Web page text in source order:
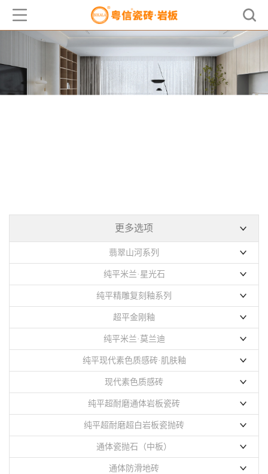
更多选项
翡翠山河系列
900x1800mm
纯平米兰·星光石
750x1500mm
纯平精雕复刻釉系列
750x1500mm
超平金刚釉
750x1500mm
800x800mm
800x1350mm
纯平米兰·莫兰迪
750x1500mm
纯平现代素色质感砖·肌肤釉
800x800mm
600x1200mm
750x1500mm
900x1800mm
现代素色质感砖
400x800mm
纯平超耐磨通体岩板瓷砖
600X1200mm
750X1500mm
800X800mm
纯平超耐磨超白岩板瓷抛砖
800x800mm
750x1500mm
通体瓷抛石（中板）
400X800mm
通体防滑地砖